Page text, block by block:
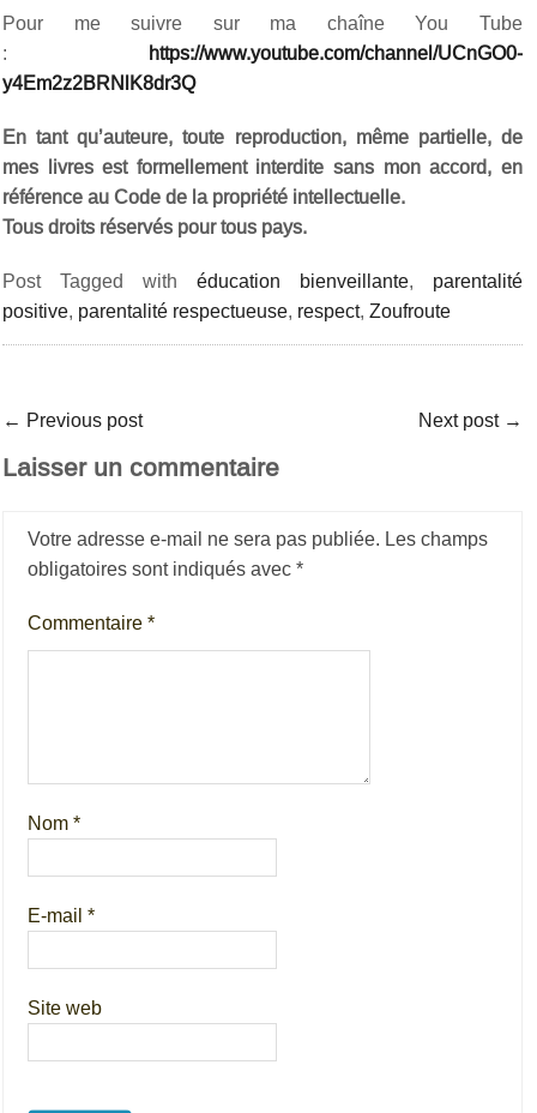
Pour me suivre sur ma chaîne You Tube
:
https://www.youtube.com/channel/UCnGO0-
y4Em2z2BRNlK8dr3Q
En tant qu’auteure, toute reproduction, même partielle, de
mes livres est formellement interdite sans mon accord, en
référence au Code de la propriété intellectuelle.
Tous droits réservés pour tous pays.
Post Tagged with éducation bienveillante, parentalité
positive, parentalité respectueuse, respect,Zoufroute
← Previous post Next post →
Laisser un commentaire
Votre adresse e-mail ne sera pas publiée. Les champs
obligatoires sont indiqués avec*
Commentaire*
Nom*
E-mail*
Site web